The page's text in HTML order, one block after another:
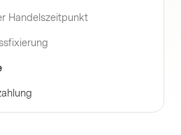
Handelszeitpunkt